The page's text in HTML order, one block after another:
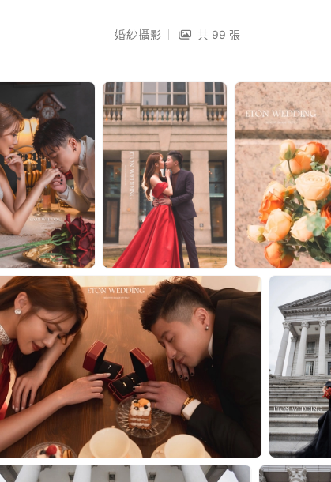
婚紗攝影 共 99 張